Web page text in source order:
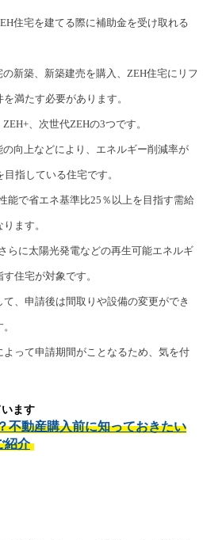
住宅を建てる際に補助金を受け取れる
新築、新築建売を購入、ZEH住宅にリフ
満たす必要があります。
、次世代ZEHの3つです。
向上などにより、エネルギー削減率が
指している住宅です。
能で省エネ基準比25％以上を目指す需給
ます。
らに太陽光発電などの再生可能エネルギ
住宅が対象です。
、申請後は間取りや設備の変更ができ
よって申請期間がことなるため、気を付
ます
不動産購入前に知っておきたい
紹介